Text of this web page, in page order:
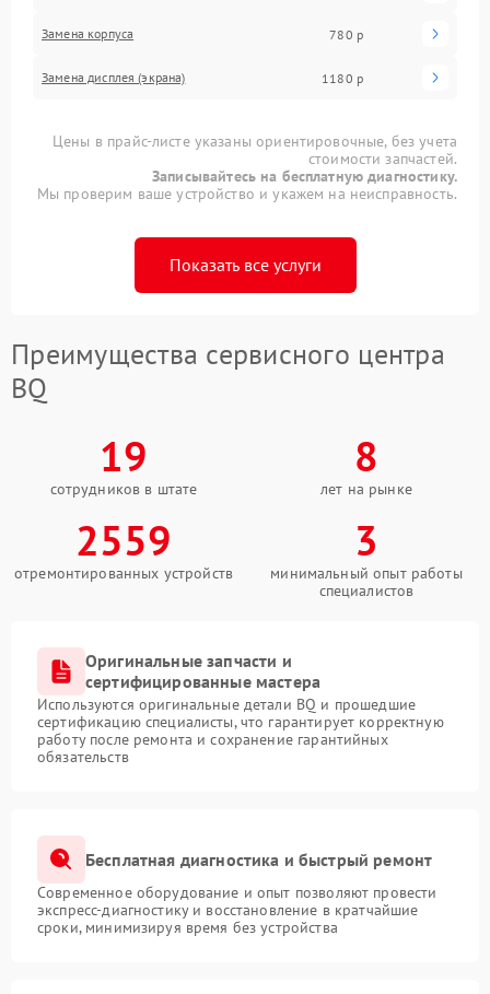
Замена корпуса 780 р
Замена дисплея (экрана) 1180 р
Цены в прайс-листе указаны ориентировочные, без учета
стоимости запчастей.
Записывайтесь на бесплатную диагностику.
Мы проверим ваше устройство и укажем на неисправность.
Показать все услуги
Преимущества сервисного центра
BQ
19
сотрудников в штате
8
лет на рынке
2559
отремонтированных устройств
3
минимальный опыт работы
специалистов
Оригинальные запчасти и
сертифицированные мастера
Используются оригинальные детали BQ и прошедшие
сертификацию специалисты, что гарантирует корректную
работу после ремонта и сохранение гарантийных
обязательств
Бесплатная диагностика и быстрый ремонт
Современное оборудование и опыт позволяют провести
экспресс-диагностику и восстановление в кратчайшие
сроки, минимизируя время без устройства